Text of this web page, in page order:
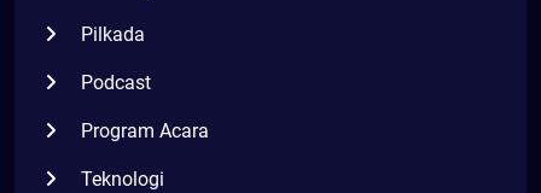
Pilkada
Podcast
Program Acara
Teknologi